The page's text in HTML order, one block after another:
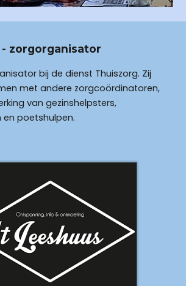
zorgorganisator
bij de dienst Thuiszorg. Zij
met andere zorgcoördinatoren,
van gezinshelpsters,
en poetshulpen.